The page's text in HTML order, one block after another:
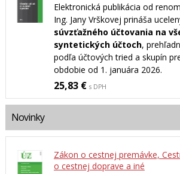
Elektronická publikácia od
Ing. Jany Vrškovej prináša
súvzťažného účtovania na
syntetických účtoch,
podľa účtových tried a skupín
obdobie od 1. januára 2026.
25,83 € s DPH
Novinky
Zákon o cestnej premávke,
o cestnej doprave a iné